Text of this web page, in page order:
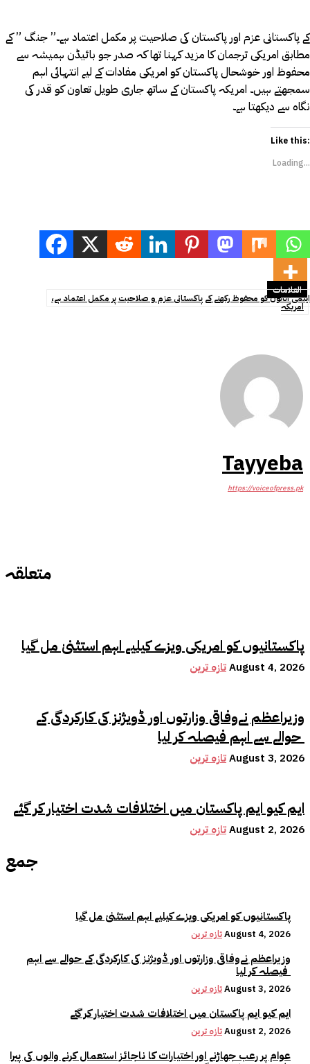
متعلقہ
پاکستانیوں کو امریکی ویزے کیلیے اہم استثنیٰ مل گیا
تازہ ترینAugust 4, 2026
وزیراعظم نےوفاقی وزارتوں اور ڈویژنز کی کارکردگی کے
حوالے سے اہم فیصلہ کر لیا
تازہ ترینAugust 3, 2026
ایم کیو ایم پاکستان میں اختلافات شدت اختیار کر گئے
تازہ ترینAugust 2, 2026
جمع
پاکستانیوں کو امریکی ویزے کیلیے اہم استثنیٰ مل گیا
تازہ ترینAugust 4, 2026
وزیراعظم نےوفاقی وزارتوں اور ڈویژنز کی کارکردگی کے حوالے سے اہم
تازہ ترینAugust 3, 2026
ایم کیو ایم پاکستان میں اختلافات شدت اختیار کر گئے
تازہ ترینAugust 2, 2026
عوام پر رعب جھاڑنے اور اختیارات کا ناجائز استعمال کرنے والوں کی پیرا
کے پاکستانی عزم اور پاکستان کی صلاحیت پر مکمل اعتماد ہے۔” جنگ ” کے
مطابق امریکی ترجمان کا مزید کہنا تھا کہ صدر جو بائیڈن ہمیشہ سے
محفوظ اور خوشحال پاکستان کو امریکی مفادات کے لیے انتہائی اہم
سمجھتے ہیں۔ امریکہ پاکستان کے ساتھ جاری طویل تعاون کو قدر کی
نگاہ سے دیکھتا ہے۔
Like this:
Loading...
العلامات
ایٹمی اثاثوں کو محفوظ رکھنے کے پاکستانی عزم و صلاحیت پر مکمل اعتماد ہے،
امریکہ
Tayyeba
https://voiceofpress.pk